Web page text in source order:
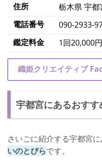
住所
栃木県 宇
電話番号
090-2933-
鑑定料金
1回20,000
織姫クリエイティブ
宇都宮にあるおす
さいごに紹介する宇都宮
いのとびらです。